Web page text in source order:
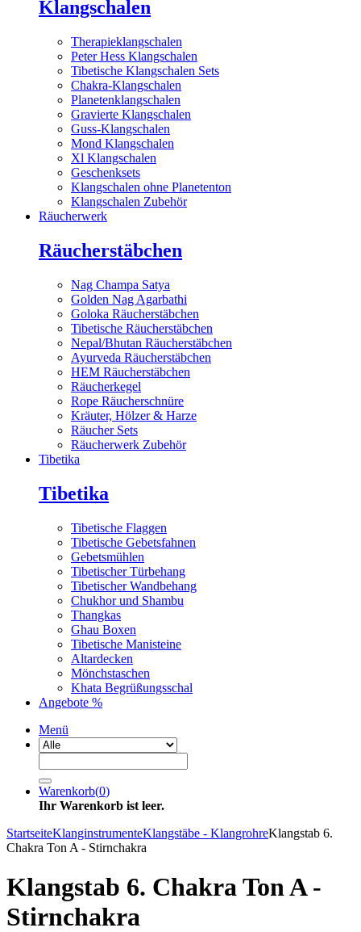
Klangschalen
Therapieklangschalen
Peter Hess Klangschalen
Tibetische Klangschalen Sets
Chakra-Klangschalen
Planetenklangschalen
Gravierte Klangschalen
Guss-Klangschalen
Mond Klangschalen
Xl Klangschalen
Geschenksets
Klangschalen ohne Planetenton
Klangschalen Zubehör
Räucherwerk
Räucherstäbchen
Nag Champa Satya
Golden Nag Agarbathi
Goloka Räucherstäbchen
Tibetische Räucherstäbchen
Nepal/Bhutan Räucherstäbchen
Ayurveda Räucherstäbchen
HEM Räucherstäbchen
Räucherkegel
Rope Räucherschnüre
Kräuter, Hölzer & Harze
Räucher Sets
Räucherwerk Zubehör
Tibetika
Tibetika
Tibetische Flaggen
Tibetische Gebetsfahnen
Gebetsmühlen
Tibetischer Türbehang
Tibetischer Wandbehang
Chukhor und Shambu
Thangkas
Ghau Boxen
Tibetische Manisteine
Altardecken
Mönchstaschen
Khata Begrüßungsschal
Angebote %
Menü
Warenkorb(0)
Ihr Warenkorb ist leer.
StartseiteKlanginstrumenteKlangstäbe - KlangrohreKlangstab 6.
Chakra Ton A - Stirnchakra
Klangstab 6. Chakra Ton A -
Stirnchakra